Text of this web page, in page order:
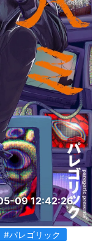
09 12:42:26
#パレゴリック